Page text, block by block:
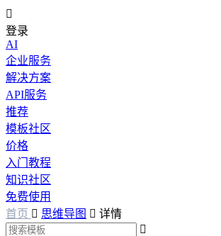

登录
AI
企业服务
解决方案
API服务
推荐
模板社区
价格
入门教程
知识社区
免费使用
首页  思维导图  详情
